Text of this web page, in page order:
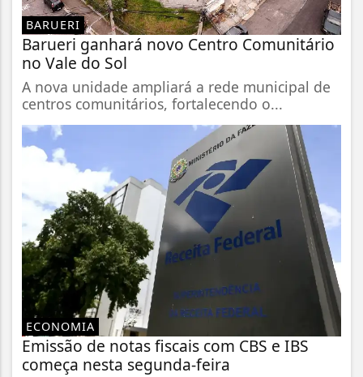
BARUERI
Barueri ganhará novo Centro Comunitário
no Vale do Sol
A nova unidade ampliará a rede municipal de
centros comunitários, fortalecendo o...
ECONOMIA
Emissão de notas fiscais com CBS e IBS
começa nesta segunda-feira